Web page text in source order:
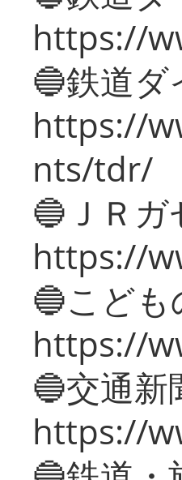
https://
🔵鉄道
https://
nts/tdr/
🔵ＪＲガ
https://
🔵こども
https://
🔵交通新
https://